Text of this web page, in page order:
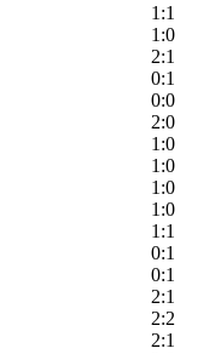
1:1
1:0
2:1
0:1
0:0
2:0
1:0
1:0
1:0
1:0
1:1
0:1
0:1
2:1
2:2
2:1